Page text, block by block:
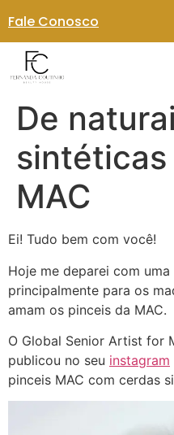
Fale Conosco
De
sintéticas
MAC
Ei! Tudo bem com você!
Hoje me deparei com
principalmente para os
amam os pinceis da MAC.
O Global Senior Artist for
publicou no seu instagram
pinceis MAC com cerdas